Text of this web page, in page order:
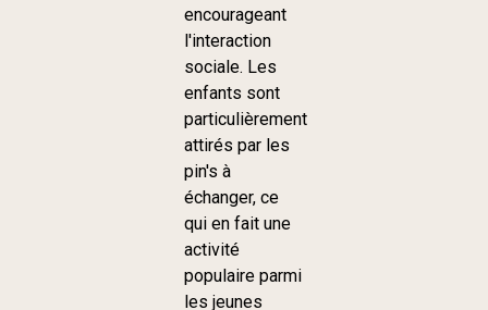
encourageant
l'interaction
sociale. Les
enfants sont
particulièrement
attirés par les
pin's à
échanger, ce
qui en fait une
activité
populaire parmi
les jeunes